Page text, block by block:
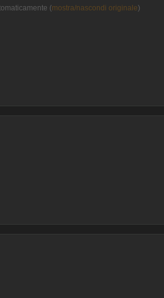
(mostra/nascondi originale)